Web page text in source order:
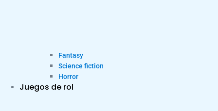
Fantasy
Science fiction
Horror
Juegos de rol